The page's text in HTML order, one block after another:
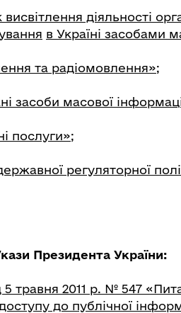
діяльності
в Україні засобами
та радіомовлення»;
засоби масової
послуги»;
регуляторної
Президента України:
5 травня 2011 р. № 547
до публічної